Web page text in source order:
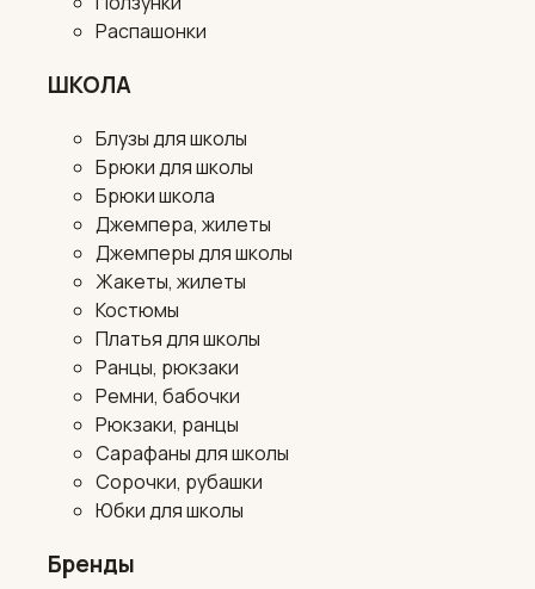
Распашонки
ШКОЛА
Блузы для школы
Брюки для школы
Брюки школа
Джемпера, жилеты
Джемперы для школы
Жакеты, жилеты
Костюмы
Платья для школы
Ранцы, рюкзаки
Ремни, бабочки
Рюкзаки, ранцы
Сарафаны для школы
Сорочки, рубашки
Юбки для школы
Бренды